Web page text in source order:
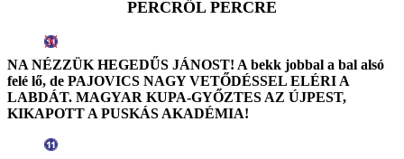
PERCRŐL PERCRE
NA NÉZZÜK HEGEDŰS JÁNOST! A bekk jobbal a bal alsó
felé lő, de PAJOVICS NAGY VETŐDÉSSEL ELÉRI A
LABDÁT. MAGYAR KUPA-GYŐZTES AZ ÚJPEST,
KIKAPOTT A PUSKÁS AKADÉMIA!